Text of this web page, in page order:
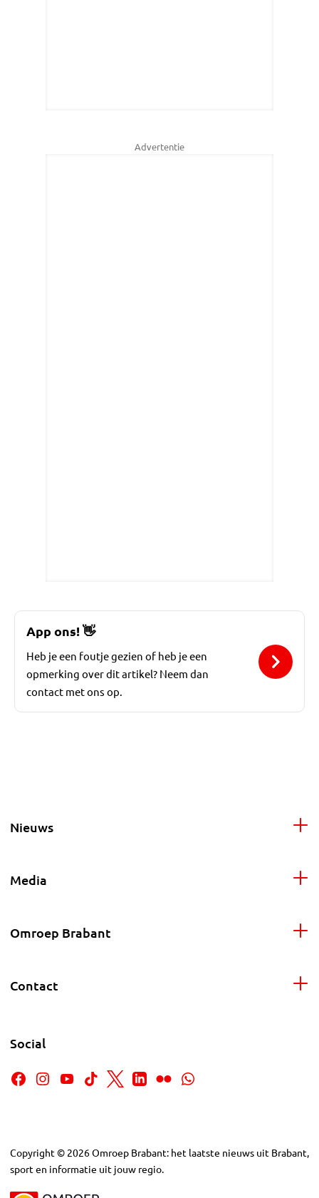
Advertentie
App ons!👋
Heb je een foutje gezien of heb je een
opmerking over dit artikel? Neem dan
contact met ons op.
Nieuws
Media
Omroep Brabant
Contact
Social
Copyright © 2026Omroep Brabant: het laatste nieuws uit Brabant,
sport en informatie uit jouw regio.